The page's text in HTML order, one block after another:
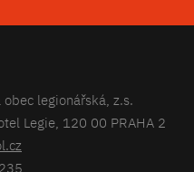
obec legionářská, z.s.
Legie, 120 00 PRAHA 2